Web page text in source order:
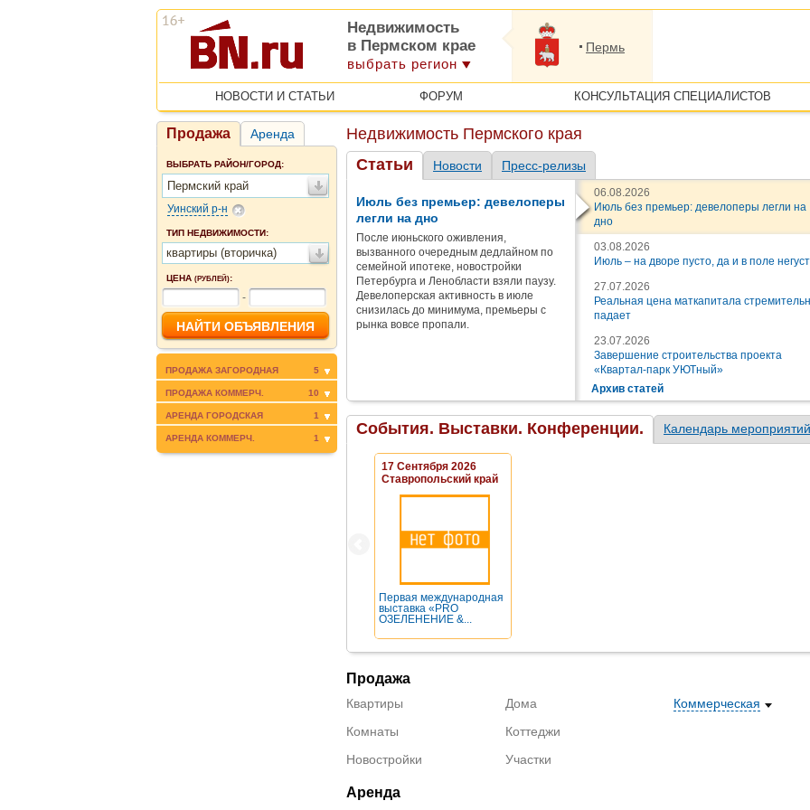
Недвижимость
в Пермском крае
выбрать регион
Пермь
НОВОСТИ И СТАТЬИ ФОРУМ КОНСУЛЬТАЦИЯ СПЕЦИАЛИСТОВ
Продажа Аренда
ВЫБРАТЬ РАЙОН/ГОРОД:
Пермский край
Уинский р-н
ТИП НЕДВИЖИМОСТИ:
квартиры (вторичка)
ЦЕНА (РУБЛЕЙ):
-
ПРОДАЖА ЗАГОРОДНАЯ 5
ПРОДАЖА КОММЕРЧ. 10
АРЕНДА ГОРОДСКАЯ 1
АРЕНДА КОММЕРЧ. 1
Недвижимость Пермского края
Статьи
Новости Пресс-релизы
Июль без премьер: девелоперы
легли на дно
После июньского оживления,
вызванного очередным дедлайном по
семейной ипотеке, новостройки
Петербурга и Ленобласти взяли паузу.
Девелоперская активность в июле
снизилась до минимума, премьеры с
рынка вовсе пропали.
06.08.2026
Июль без премьер: девелоперы легли на
дно
03.08.2026
Июль – на дворе пусто, да и в поле
27.07.2026
Реальная цена маткапитала
падает
23.07.2026
Завершение строительства проекта
«Квартал-парк УЮТный»
Архив статей
События. Выставки. Конференции. Календарь мероприятий
17 Сентября 2026
Ставропольский край
Первая международная
выставка «PRO
ОЗЕЛЕНЕНИЕ &...
Продажа
Квартиры
Комнаты
Новостройки
Дома
Коттеджи
Участки
Коммерческая
Аренда